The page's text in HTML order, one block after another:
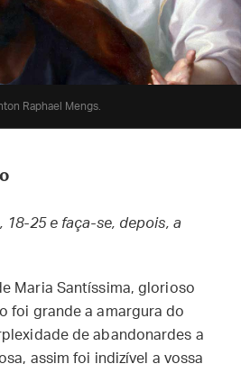
Raphael Mengs.
18-25 e faça-se, depois, a
Maria Santíssima, glorioso
foi grande a amargura do
de abandonardes a
assim foi indizível a vossa